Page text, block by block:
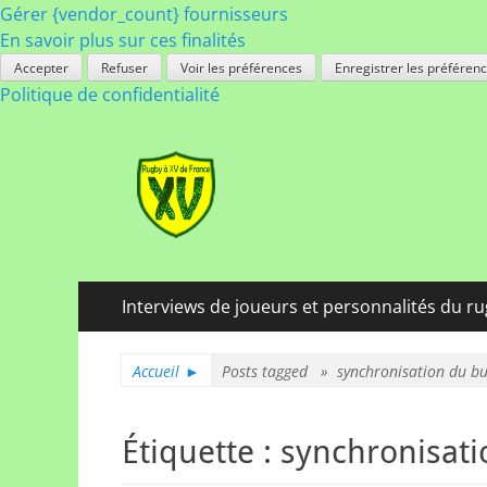
Gérer {vendor_count} fournisseurs
En savoir plus sur ces finalités
Accepter Refuser Voir les préférences Enregistrer les
Politique de confidentialité
Rugby à XV de
A chacun son rugby
Menu
principal
Interviews de joueurs et personnalités du
Accueil ► Posts tagged » synchronisation du
Étiquette :